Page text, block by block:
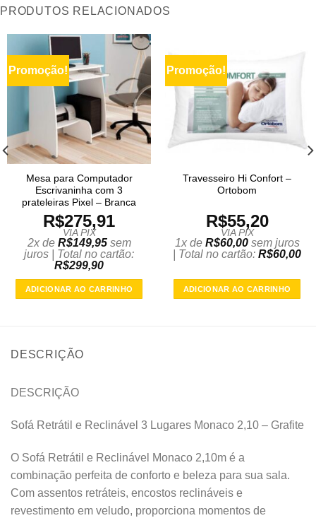
PRODUTOS RELACIONADOS
Promoção!
Mesa para Computador
Escrivaninha com 3
prateleiras Pixel – Branca
R$275,91
VIA PIX
2x de R$149,95sem
juros | Total no cartão:
R$299,90
ADICIONAR AO CARRINHO
Promoção!
Travesseiro Hi Confort –
Ortobom
R$55,20
VIA PIX
1x de R$60,00sem juros
| Total no cartão: R$60,00
ADICIONAR AO CARRINHO
DESCRIÇÃO
DESCRIÇÃO
Sofá Retrátil e Reclinável 3 Lugares Monaco 2,10 – Grafite
O Sofá Retrátil e Reclinável Monaco 2,10m é a
combinação perfeita de conforto e beleza para sua sala.
Com assentos retráteis, encostos reclináveis e
revestimento em veludo, proporciona momentos de